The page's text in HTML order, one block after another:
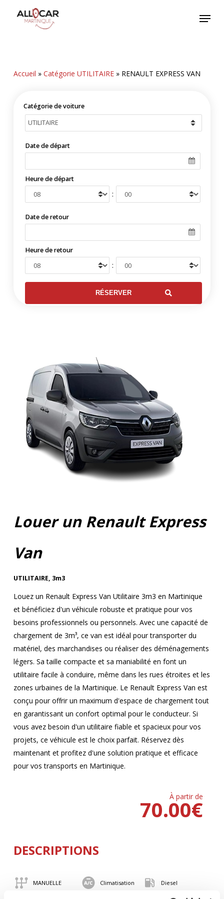
Menu
Accueil » Catégorie UTILITAIRE» RENAULT EXPRESS VAN
Catégorie de voiture
Date de départ
Heure de départ
:
Date de retour
Heure de retour
:
Louer un Renault Express
Van
UTILITAIRE, 3m3
Louez un Renault Express Van Utilitaire 3m3 en Martinique
et bénéficiez d'un véhicule robuste et pratique pour vos
besoins professionnels ou personnels. Avec une capacité de
chargement de 3m³, ce van est idéal pour transporter du
matériel, des marchandises ou réaliser des déménagements
légers. Sa taille compacte et sa maniabilité en font un
utilitaire facile à conduire, même dans les rues étroites et les
zones urbaines de la Martinique. Le Renault Express Van est
conçu pour offrir un maximum d'espace de chargement tout
en garantissant un confort optimal pour le conducteur. Si
vous avez besoin d'un utilitaire fiable et spacieux pour vos
projets, ce véhicule est le choix parfait. Réservez dès
maintenant et profitez d'une solution pratique et efficace
pour vos transports en Martinique.
À partir de
€
70.00
DESCRIPTIONS
MANUELLE Climatisation Diesel